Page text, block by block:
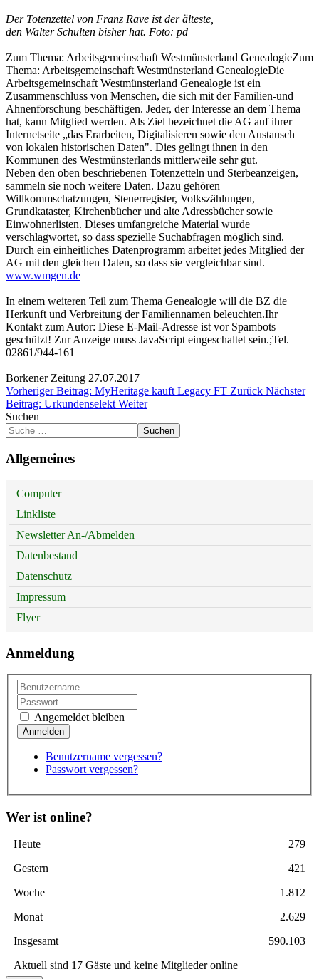
Der Totenzettel von Franz Rave ist der älteste,
den Walter Schulten bisher hat. Foto: pd
Zum Thema: Arbeitsgemeinschaft Westmünsterland GenealogieZum
Thema: Arbeitsgemeinschaft Westmünsterland GenealogieDie
Arbeitsgemeinschaft Westmünsterland Genealogie ist ein
Zusammenschluss von Menschen, die sich mit der Familien-und
Ahnenforschung beschäftigen. Jeder, der Interesse an dem Thema
hat, kann Mitglied werden. Als Ziel bezeichnet die AG auf ihrer
Internetseite „das Erarbeiten, Digitalisieren sowie den Austausch
von lokalen historischen Daten". Dies gelingt ihnen in den
Kommunen des Westmünsterlands mittlerweile sehr gut.
Neben den oben beschriebenen Totenzetteln und Sterbeanzeigen,
sammeln sie noch weitere Daten. Dazu gehören
Willkommschatzungen, Steuerregister, Volkszählungen,
Grundkataster, Kirchenbücher und alte Adressbücher sowie
Einwohnerlisten. Dieses umfangreiche Material wurde
verschlagwortet, so dass spezielle Suchabfragen möglich sind.
Durch ein einheitliches Datenprogramm arbeitet jedes Mitglied der
AG mit den gleichen Daten, so dass sie vergleichbar sind.
www.wmgen.de
In einem weiteren Teil zum Thema Genealogie will die BZ die
Herkunft und Verbreitung der Familiennamen beleuchten.Ihr
Kontakt zum Autor: Diese E-Mail-Adresse ist vor Spambots
geschützt! Zur Anzeige muss JavaScript eingeschaltet sein.;Tel.
02861/944-161
Borkener Zeitung 27.07.2017
Vorheriger Beitrag: MyHeritage kauft Legacy FT Zurück Nächster
Beitrag: Urkundenselekt Weiter
Suchen
Suchen
Allgemeines
Computer
Linkliste
Newsletter An-/Abmelden
Datenbestand
Datenschutz
Impressum
Flyer
Anmeldung
Angemeldet bleiben
Benutzername vergessen?
Passwort vergessen?
Wer ist online?
Heute
279
Gestern
421
Woche
1.812
Monat
2.629
Insgesamt
590.103
Aktuell sind 17 Gäste und keine Mitglieder online